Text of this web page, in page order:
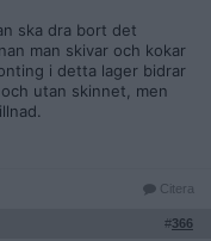
ska dra bort det
man skivar och kokar
i detta lager bidrar
utan skinnet, men
Citera
#366